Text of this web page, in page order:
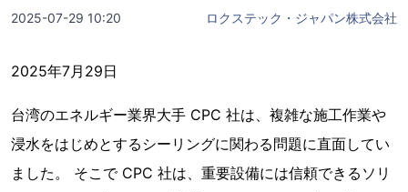
2025-07-29 10:20 ロクステック・ジャパン株式会社
2025年7月29日
台湾のエネルギー業界大手 CPC 社は、複雑な施工作業や
浸水をはじめとするシーリングに関わる問題に直面してい
ました。 そこで CPC 社は、重要設備には信頼できるソリ